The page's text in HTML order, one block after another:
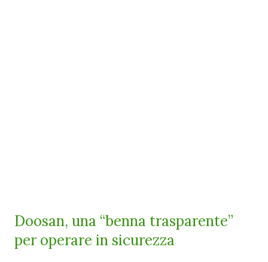
Doosan, una “benna trasparente”
per operare in sicurezza